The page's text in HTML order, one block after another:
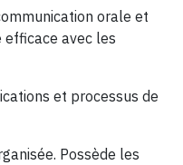
orale et
efficace avec les
et processus de
Possède les